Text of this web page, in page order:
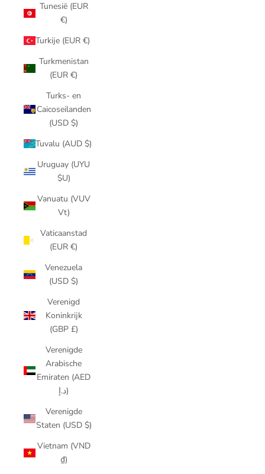
Tunesië (EUR
€)
Turkije (EUR €)
Turkmenistan
(EUR €)
Turks- en
Caicoseilanden
(USD $)
Tuvalu (AUD $)
Uruguay (UYU
$U)
Vanuatu (VUV
Vt)
Vaticaanstad
(EUR €)
Venezuela
(USD $)
Verenigd
Koninkrijk
(GBP £)
Verenigde
Arabische
Emiraten (AED
د.إ)
Verenigde
Staten (USD $)
Vietnam (VND
₫)